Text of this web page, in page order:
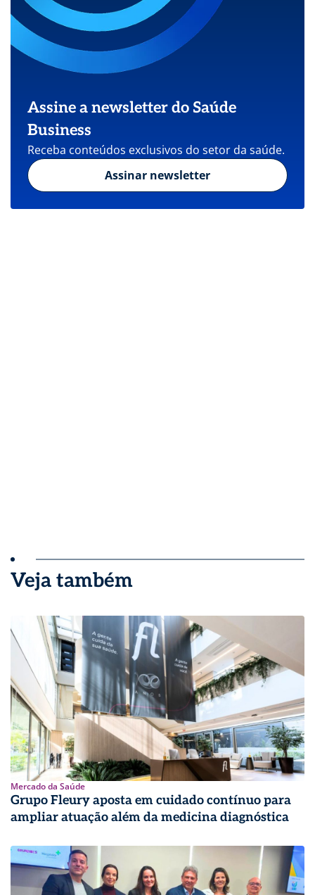
Assine a newsletter do Saúde
Business
Receba conteúdos exclusivos do setor da saúde.
Assinar newsletter
Veja também
Mercado da Saúde
Grupo Fleury aposta em cuidado contínuo para
ampliar atuação além da medicina diagnóstica